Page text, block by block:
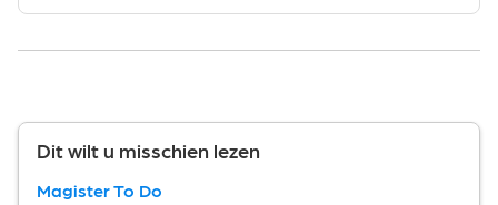
Dit wilt u misschien lezen
Magister To Do